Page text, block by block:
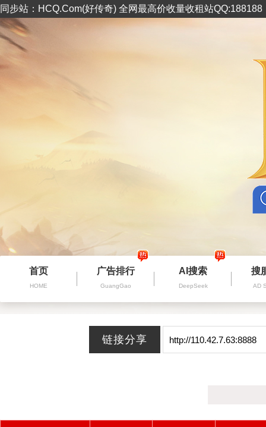
同步站：HCQ.Com(好传奇) 全网最高价收量收租站
首页
HOME
广告排行
GuangGao
AI搜索
DeepSeek
搜
AD